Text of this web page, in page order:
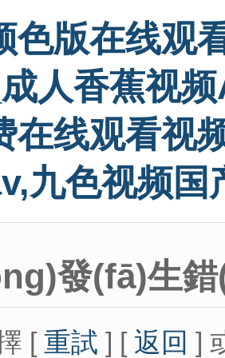
色版在线观
人香蕉视
在线观看视
九色视频国
發(fā)生
[ 重試 ] [ 返回 ]